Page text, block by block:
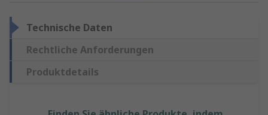
Technische Daten
Rechtliche Anforderungen
Produktdetails